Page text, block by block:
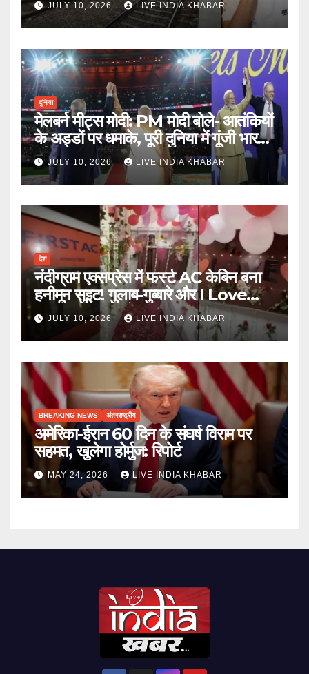
JULY 10, 2026 LIVE INDIA KHABAR
दुनिया
मेलबर्न मीट्स मोदी: PM मोदी बोले- आतंकियों
के अड्डों पर धमाके, पूरी दुनिया में गूंजी भारत
की ताकत
JULY 10, 2026 LIVE INDIA KHABAR
देश
नंदीग्राम एक्सप्रेस में फर्स्ट AC केबिन बना
हनीमून सुइट! गुलाब-गुब्बारे और I Love
You, TTE सस्पेंड
JULY 10, 2026 LIVE INDIA KHABAR
BREAKING NEWS अंतरराष्ट्रीय
अमेरिका-ईरान 60 दिन के संघर्ष विराम पर
सहमत, खुलेगा होर्मुज: रिपोर्ट
MAY 24, 2026 LIVE INDIA KHABAR